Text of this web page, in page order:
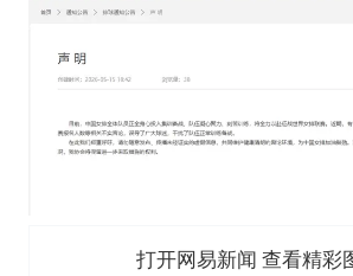
打开网易新闻 查看精彩